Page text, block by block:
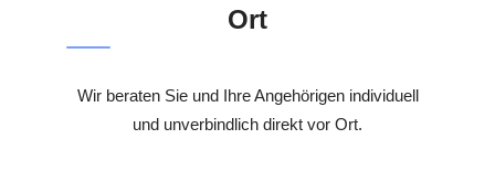
Ort
Wir beraten Sie und Ihre Angehörigen individuell
und unverbindlich direkt vor Ort.